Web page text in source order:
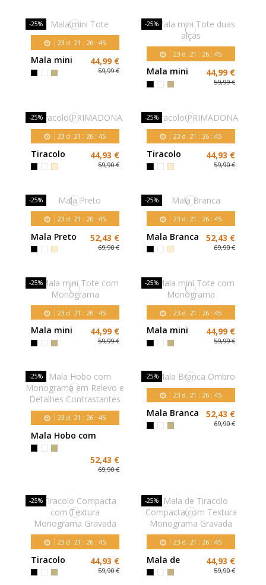
-25%
23d. 21 : 26: 43
Mala mini
Tote
44,99 €
59,99 €
-25%
23 d. 21 : 26 :43
Mala mini
Tote duas
alças
44,99 €
59,99 €
-25%
23d. 21 : 26: 43
Tiracolo
PRIMADONA
44,93 €
59,90 €
-25%
23 d. 21 : 26 :43
Tiracolo
PRIMADONA
44,93 €
59,90 €
-25%
23d. 21 : 26: 43
Mala Preto 52,43 €
69,90 €
-25%
23 d. 21 : 26 :43
Mala Branca 52,43 €
69,90 €
-25%
23d. 21 : 26: 43
Mala mini
Tote com
Monograma
44,99 €
59,99 €
-25%
23 d. 21 : 26 :43
Mala mini
Tote com
Monograma
44,99 €
59,99 €
-25%
23d. 21 : 26: 43
Mala Hobo com
Monograma em
Relevo e Detalhes
Contrastantes52,43 €
69,90 €
-25%
23 d. 21 : 26 :43
Mala Branca
Ombro
52,43 €
69,90 €
-25%
23d. 21 : 26: 43
Tiracolo
Compacta
com Textura
44,93 €
59,90 €
-25%
23 d. 21 : 26 :43
Mala de
Tiracolo
Compacta
44,93 €
59,90 €